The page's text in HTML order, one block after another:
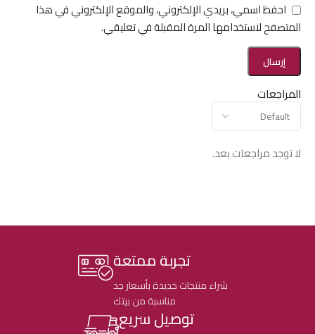
المراجعات
لا توجد مراجعات بعد.
احفظ اسمي، بريدي الإلكتروني، والموقع الإلكتروني في هذا
المتصفح لاستخدامها المرة المقبلة في تعليقي.
تجربة ممتعة
شراء منتجات جديدة بأسعار جد
مناسبة من بيتك
توصيل سريع